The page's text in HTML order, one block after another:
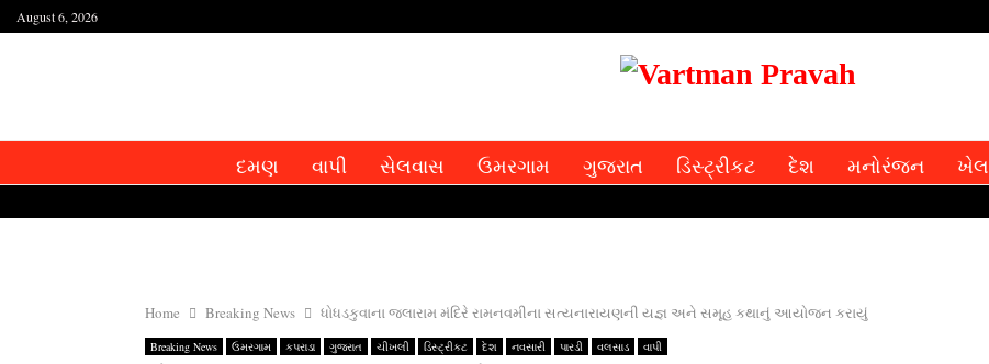
August 6, 2026
દમણ વાપી સેલવાસ ઉમરગામ ગુજરાત ડિસ્ટ્રીકટ દેશ મનોરંજન ખેલ
Home Breaking News ધોધડકુવાના જલારામ મંદિરે રામનવમીના સત્‍યનારાયણની યજ્ઞ અને સમૂહ કથાનું આયોજન કરાયું
Breaking News ઉમરગામ કપરાડા ગુજરાત ચીખલી ડિસ્ટ્રીકટ દેશ નવસારી પારડી વલસાડ વાપી